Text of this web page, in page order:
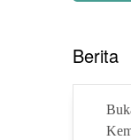
Berita